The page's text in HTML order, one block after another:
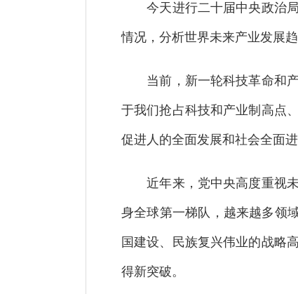
今天进行二十届中央政治局
情况，分析世界未来产业发展
当前，新一轮科技革命和产
于我们抢占科技和产业制高点
促进人的全面发展和社会全面
近年来，党中央高度重视未
身全球第一梯队，越来越多领
国建设、民族复兴伟业的战略
得新突破。